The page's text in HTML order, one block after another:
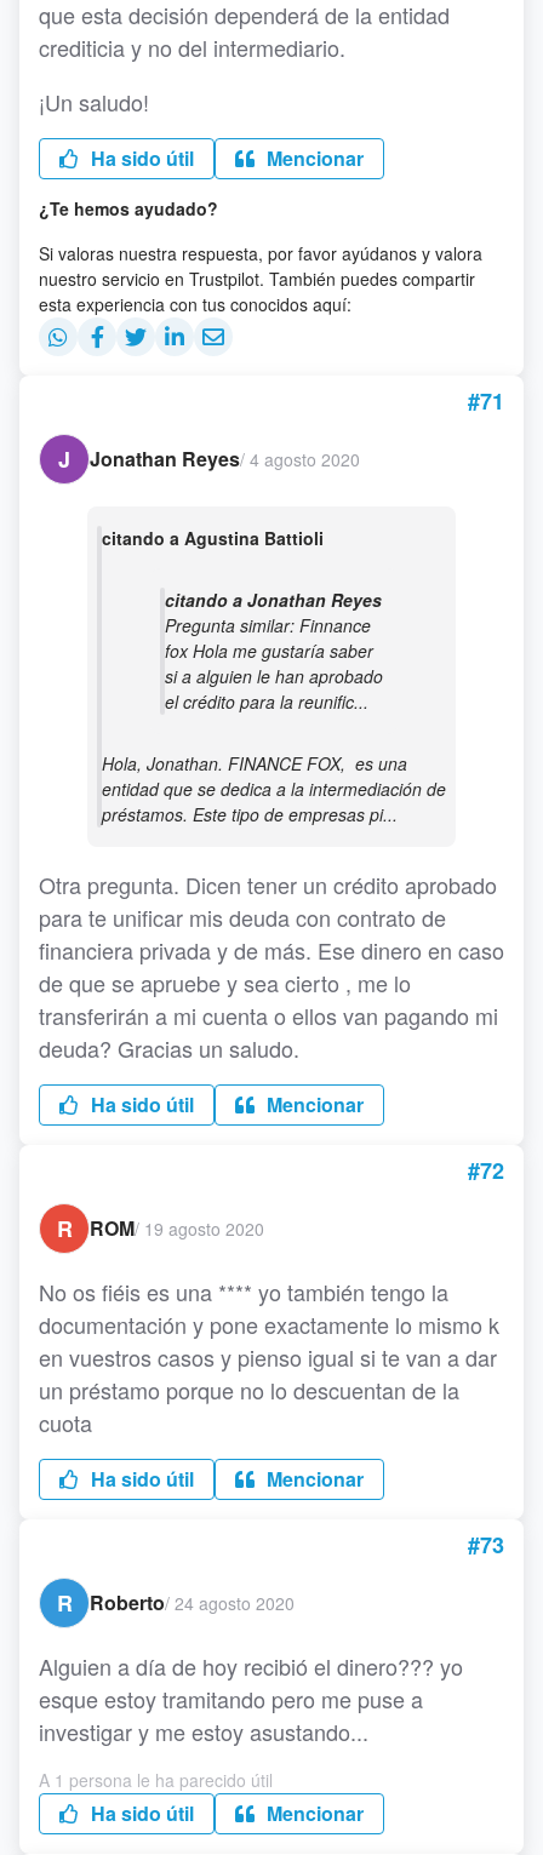
que esta decisión dependerá de la entidad
crediticia y no del intermediario.
¡Un saludo!
Ha sido útil Mencionar
¿Te hemos ayudado?
Si valoras nuestra respuesta, por favor ayúdanos y valora
nuestro servicio en Trustpilot. También puedes compartir
esta experiencia con tus conocidos aquí:
#71
J
Jonathan Reyes/ 4 agosto 2020
citando a Agustina Battioli
citando a Jonathan Reyes
Pregunta similar: Finnance
fox Hola me gustaría saber
si a alguien le han aprobado
el crédito para la reunific...
Hola, Jonathan. FINANCE FOX, es una
entidad que se dedica a la intermediación de
préstamos. Este tipo de empresas pi...
Otra pregunta. Dicen tener un crédito aprobado
para te unificar mis deuda con contrato de
financiera privada y de más. Ese dinero en caso
de que se apruebe y sea cierto , me lo
transferirán a mi cuenta o ellos van pagando mi
deuda? Gracias un saludo.
Ha sido útil Mencionar
#72
R
ROM/ 19 agosto 2020
No os fiéis es una **** yo también tengo la
documentación y pone exactamente lo mismo k
en vuestros casos y pienso igual si te van a dar
un préstamo porque no lo descuentan de la
cuota
Ha sido útil Mencionar
#73
R
Roberto/ 24 agosto 2020
Alguien a día de hoy recibió el dinero??? yo
esque estoy tramitando pero me puse a
investigar y me estoy asustando...
A 1 persona le ha parecido útil
Ha sido útil Mencionar